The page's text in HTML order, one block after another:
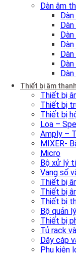
Dàn âm
Thiết bị âm thanh
Thiết bị
Thiết bị
Thiết bị
Loa –
Amply –
MIXER-
Micro
Bộ xử lý
Vang số
Thiết bị
Thiết bị
Thiết bị
Bộ quản
Thiết bị
Tủ rack
Dây cáp
Phụ kiện